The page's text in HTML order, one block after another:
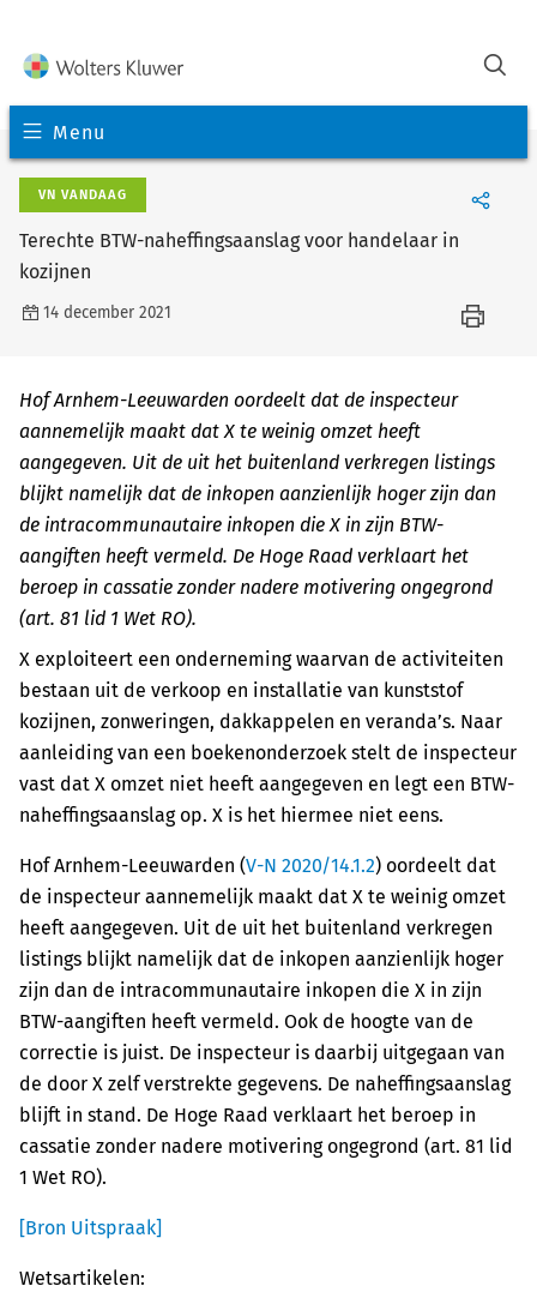
Menu
VN VANDAAG
Terechte BTW-naheffingsaanslag voor handelaar in
kozijnen
14 december 2021
Hof Arnhem-Leeuwarden oordeelt dat de inspecteur
aannemelijk maakt dat X te weinig omzet heeft
aangegeven. Uit de uit het buitenland verkregen listings
blijkt namelijk dat de inkopen aanzienlijk hoger zijn dan
de intracommunautaire inkopen die X in zijn BTW-
aangiften heeft vermeld. De Hoge Raad verklaart het
beroep in cassatie zonder nadere motivering ongegrond
(art. 81 lid 1 Wet RO).
X exploiteert een onderneming waarvan de activiteiten
bestaan uit de verkoop en installatie van kunststof
kozijnen, zonweringen, dakkappelen en veranda’s. Naar
aanleiding van een boekenonderzoek stelt de inspecteur
vast dat X omzet niet heeft aangegeven en legt een BTW-
naheffingsaanslag op. X is het hiermee niet eens.
Hof Arnhem-Leeuwarden (V-N 2020/14.1.2) oordeelt dat
de inspecteur aannemelijk maakt dat X te weinig omzet
heeft aangegeven. Uit de uit het buitenland verkregen
listings blijkt namelijk dat de inkopen aanzienlijk hoger
zijn dan de intracommunautaire inkopen die X in zijn
BTW-aangiften heeft vermeld. Ook de hoogte van de
correctie is juist. De inspecteur is daarbij uitgegaan van
de door X zelf verstrekte gegevens. De naheffingsaanslag
blijft in stand. De Hoge Raad verklaart het beroep in
cassatie zonder nadere motivering ongegrond (art. 81 lid
1 Wet RO).
[Bron Uitspraak]
Wetsartikelen: